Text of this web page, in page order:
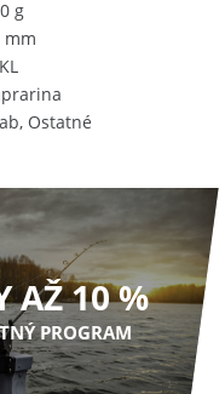
g
mm
Ostatné
AŽ 10 %
PROGRAM